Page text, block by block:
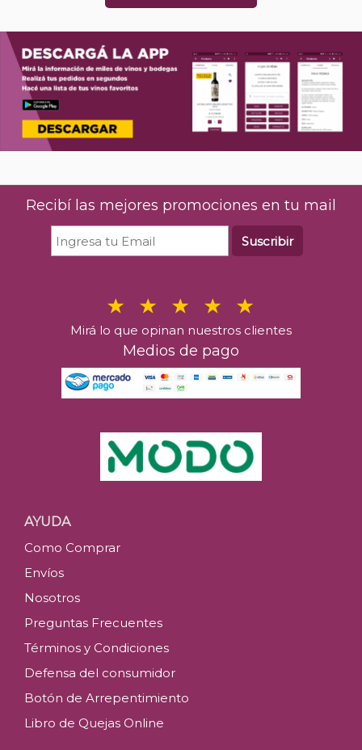
Recibí las mejores promociones en tu mail
Suscribir
Mirá lo que opinan nuestros clientes
Medios de pago
AYUDA
Como Comprar
Envíos
Nosotros
Preguntas Frecuentes
Términos y Condiciones
Defensa del consumidor
Botón de Arrepentimiento
Libro de Quejas Online